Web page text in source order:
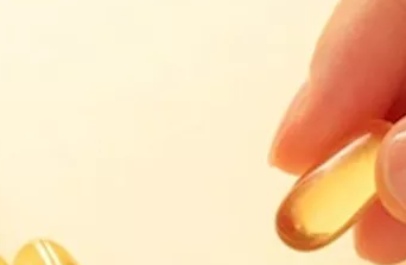
يكون مستوى فيتامين د في الجسم مرتفعًا
تُصرف بدون وصفة طبية.